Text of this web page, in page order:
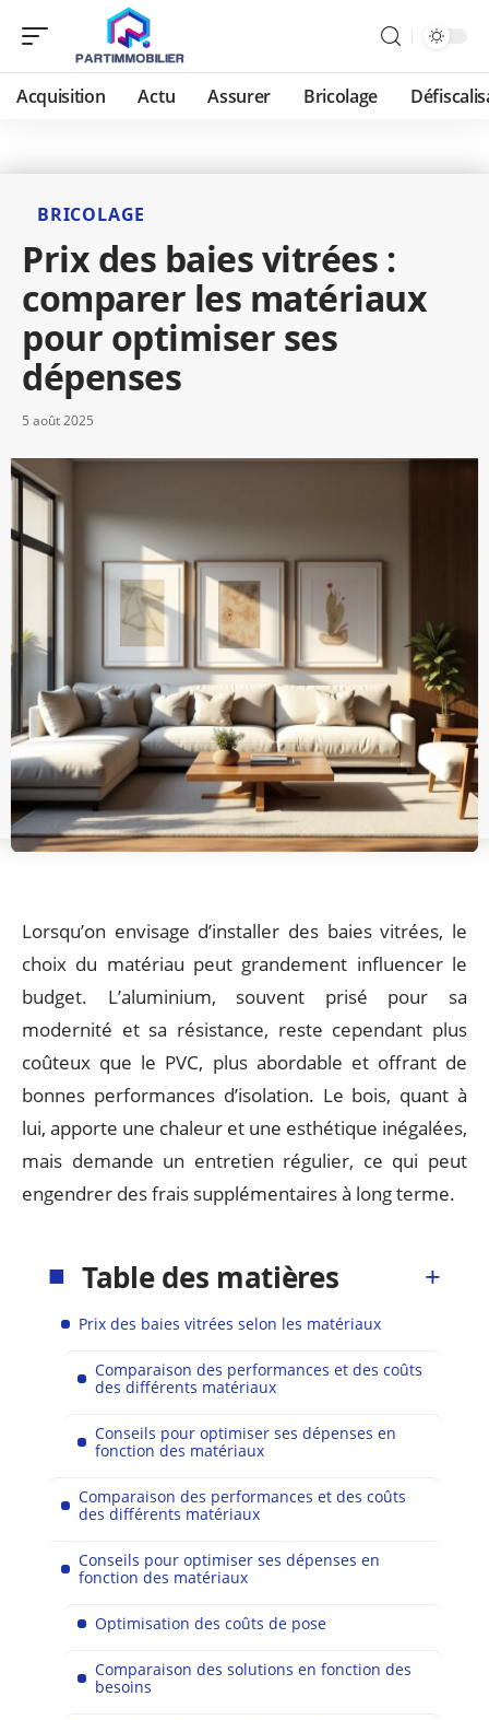
Acquisition Actu Assurer Bricolage
BRICOLAGE
Prix des baies vitrées :
comparer les matériaux
pour optimiser ses
dépenses
5 août 2025
Lorsqu’on envisage d’installer des baies vitrées, le
choix du matériau peut grandement influencer le
budget. L’aluminium, souvent prisé pour sa
modernité et sa résistance, reste cependant plus
coûteux que le PVC, plus abordable et offrant de
bonnes performances d’isolation. Le bois, quant à
lui, apporte une chaleur et une esthétique inégalées,
mais demande un entretien régulier, ce qui peut
engendrer des frais supplémentaires à long terme.
Table des matières
Prix des baies vitrées selon les matériaux
Comparaison des performances et des coûts
des différents matériaux
Conseils pour optimiser ses dépenses en
fonction des matériaux
Comparaison des performances et des coûts
des différents matériaux
Conseils pour optimiser ses dépenses en
fonction des matériaux
Optimisation des coûts de pose
Comparaison des solutions en fonction des
besoins